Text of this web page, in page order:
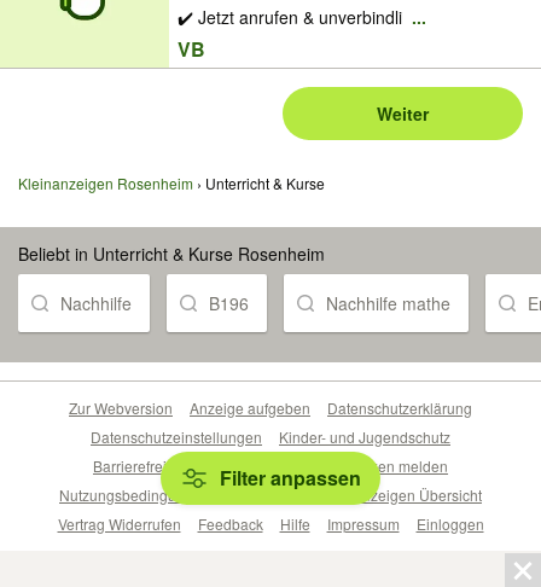
✔️ Jetzt anrufen & unverbindli ...
VB
Weiter
Kleinanzeigen Rosenheim Unterricht & Kurse
Beliebt in Unterricht & Kurse Rosenheim
Nachhilfe B196 Nachhilfe mathe
Filter anpassen
Zur Webversion Anzeige aufgeben
Datenschutzerklärung
Datenschutzeinstellungen
Kinder- und Jugendschutz
Barrierefreiheitserklärung
Sicherheitslücken melden
Nutzungsbedingungen
Beliebte Suchen
Anzeigen Übersicht
Vertrag Widerrufen
Feedback Hilfe Impressum Einloggen